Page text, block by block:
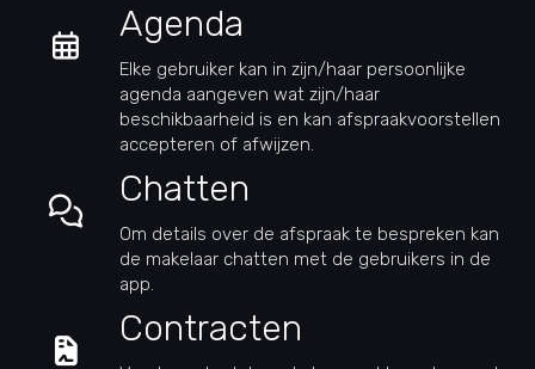
Agenda
Elke gebruiker kan in zijn/haar persoonlijke
agenda aangeven wat zijn/haar
beschikbaarheid is en kan afspraakvoorstellen
accepteren of afwijzen.
Chatten
Om details over de afspraak te bespreken kan
de makelaar chatten met de gebruikers in de
app.
Contracten